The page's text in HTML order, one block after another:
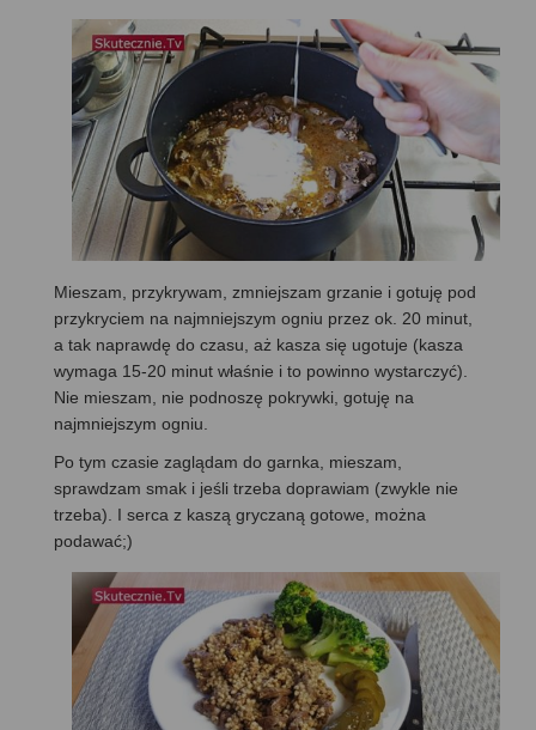
Mieszam, przykrywam, zmniejszam grzanie i gotuję pod
przykryciem na najmniejszym ogniu przez ok. 20 minut,
a tak naprawdę do czasu, aż kasza się ugotuje (kasza
wymaga 15-20 minut właśnie i to powinno wystarczyć).
Nie mieszam, nie podnoszę pokrywki, gotuję na
najmniejszym ogniu.
Po tym czasie zaglądam do garnka, mieszam,
sprawdzam smak i jeśli trzeba doprawiam (zwykle nie
trzeba). I serca z kaszą gryczaną gotowe, można
podawać;)